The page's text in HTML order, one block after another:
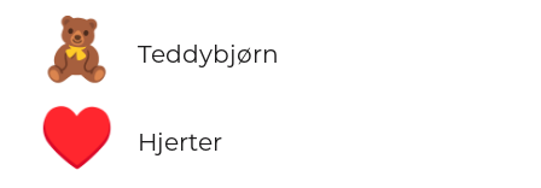
🧸 Teddybjørn
♥️ Hjerter